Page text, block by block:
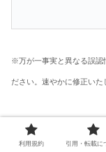
※万が一事実と異なる誤認
ださい。速やかに修正いた
合わせて読み
葉店の口コミ
利用規約 引用・転載に